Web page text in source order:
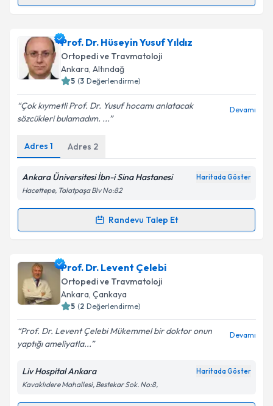
Prof. Dr. Emre Acaroğluiçin randevu takvimi talebi
oluşturun. Size bu uzmandan randevu almanız için bir
takvim hazırlandığında e-posta ile bilgilendireceğiz.
Kişisel verilerimin işlenmesine ilişkin
Metni'ni okudum ve kişisel verilerimin belirtilen
kapsamda işlenmesini kabul ediyorum.
Takvim Talebini Gönder
Prof. Dr. Hüseyin Yusuf Yıldız
Ortopedi ve Travmatoloji
Ankara, Altındağ
5 (3 Değerlendirme)
Çok kıymetli Prof. Dr. Yusuf hocamı anlatacak
sözcükleri bulamadım. ...
Devamı
Adres 1 Adres 2
Ankara Üniversitesi İbn-i Sina Hastanesi Haritada Göster
Hacettepe, Talatpaşa Blv No:82
Randevu Talep Et
Randevu Takvimi Talebi
Prof. Dr. Hüseyin Yusuf Yıldıziçin randevu takvimi
talebi oluşturun. Size bu uzmandan randevu almanız
için bir takvim hazırlandığında e-posta ile
bilgilendireceğiz.
E-posta Adresiniz
Kişisel verilerimin işlenmesine ilişkin
Metni'ni okudum ve kişisel verilerimin belirtilen
Prof. Dr. Levent Çelebi
Ortopedi ve Travmatoloji
Ankara, Çankaya
5 (2 Değerlendirme)
Prof. Dr. Levent Çelebi Mükemmel bir doktor onun
yaptığı ameliyatla...
Devamı
Liv Hospital Ankara Haritada Göster
Kavaklıdere Mahallesi, Bestekar Sok. No:8,